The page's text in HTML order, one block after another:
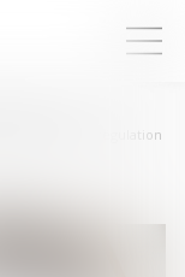
faveur d'une régulation